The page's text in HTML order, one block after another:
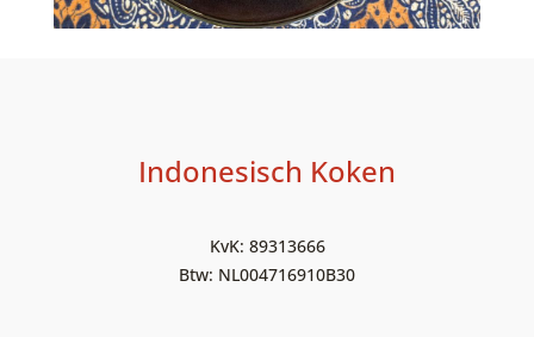
Indonesisch Koken
KvK: 89313666
Btw: NL004716910B30